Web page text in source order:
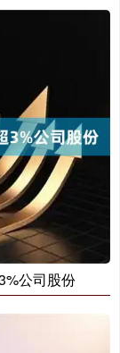
公司股份